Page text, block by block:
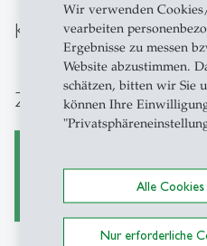
Wir verwenden
vearbeiten
Ergebnisse zu messen
Website abzustimmen.
schätzen, bitten wir Sie
können Ihre
Alle
Nur erforderliche
Kontakt
Zurück zur
Diversity, Equality and